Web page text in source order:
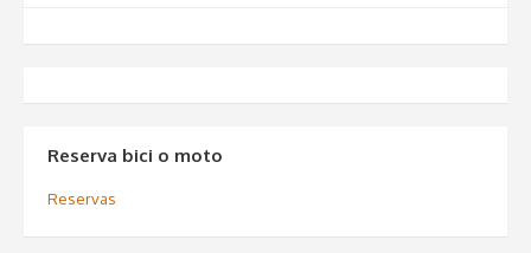
Reserva bici o moto
Reservas